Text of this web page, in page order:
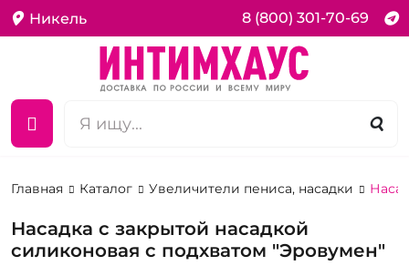
Никель 8 (800) 301-70-69
Главная Каталог Увеличители пениса, насадки
Насадка с закрытой насадкой
силиконовая с подхватом "Эровумен"